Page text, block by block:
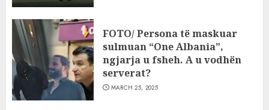
FOTO/ Persona të maskuar
sulmuan “One Albania”,
ngjarja u fsheh. A u vodhën
serverat?
MARCH 25, 2025